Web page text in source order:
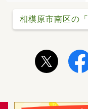
相模原市南区の「